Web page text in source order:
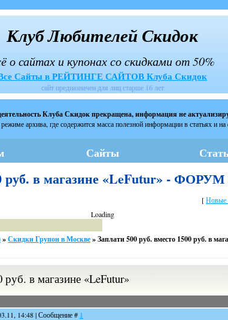
Клуб Любителей Скидок
о сайтах и купонах со скидками от 50%
Сайты в РЕЙТИНГЕ САЙТОВ Клуба Скидок
сайт предназначен для лиц старше 16 лет
Клуба Скидок прекращена, информация не
режиме архива, где содержится масса полезной информации в статьях и
Сайты
руб. в магазине «LeFutur» -
[Новые
Loading
»Скидки Групон в Москве»Заплати 500 руб. вместо 1500 руб. в
руб. в магазине «LeFutur»
14:48 | Сообщение # 1